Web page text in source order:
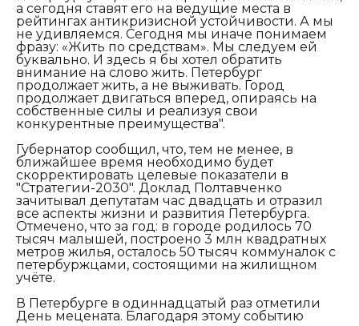
а сегодня ставят его на ведущие места в
рейтингах антикризисной устойчивости. А мы
не удивляемся. Сегодня мы иначе понимаем
фразу: «Жить по средствам». Мы следуем ей
буквально. И здесь я бы хотел обратить
внимание на слово жить. Петербург
продолжает жить, а не выживать. Город
продолжает двигаться вперед, опираясь на
собственные силы и реализуя свои
конкурентные преимущества".
Губернатор сообщил, что, тем не менее, в
ближайшее время необходимо будет
скорректировать целевые показатели в
"Стратегии-2030". Доклад Полтавченко
зачитывал депутатам час двадцать и отразил
все аспекты жизни и развития Петербурга.
Отмечено, что за год: в городе родилось 70
тысяч малышей, построено 3 млн квадратных
метров жилья, осталось 50 тысяч коммуналок с
петербуржцами, состоящими на жилищном
учёте.
В Петербурге в одиннадцатый раз отметили
День мецената. Благодаря этому событию